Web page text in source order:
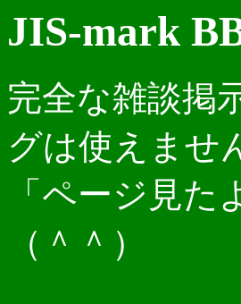
JIS-mark
完全な雑談掲
グは使えませ
「ページ見
（＾＾）